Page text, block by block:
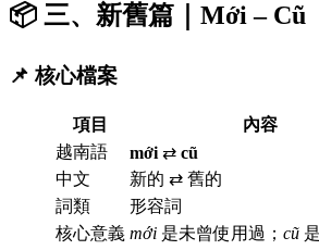
📦 三、新舊篇｜Mới – Cũ
📌 核心檔案
項目
內容
越南語
mới ⇄ cũ
中文
新的 ⇄ 舊的
詞類
形容詞
核心意義 mới 是未曾使用過； cũ